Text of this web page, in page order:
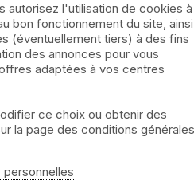
autorisez l'utilisation de cookies à
bon fonctionnement du site, ainsi
(éventuellement tiers) à des fins
des annonces pour vous
adaptées à vos centres
ce choix ou obtenir des
la page des conditions générales